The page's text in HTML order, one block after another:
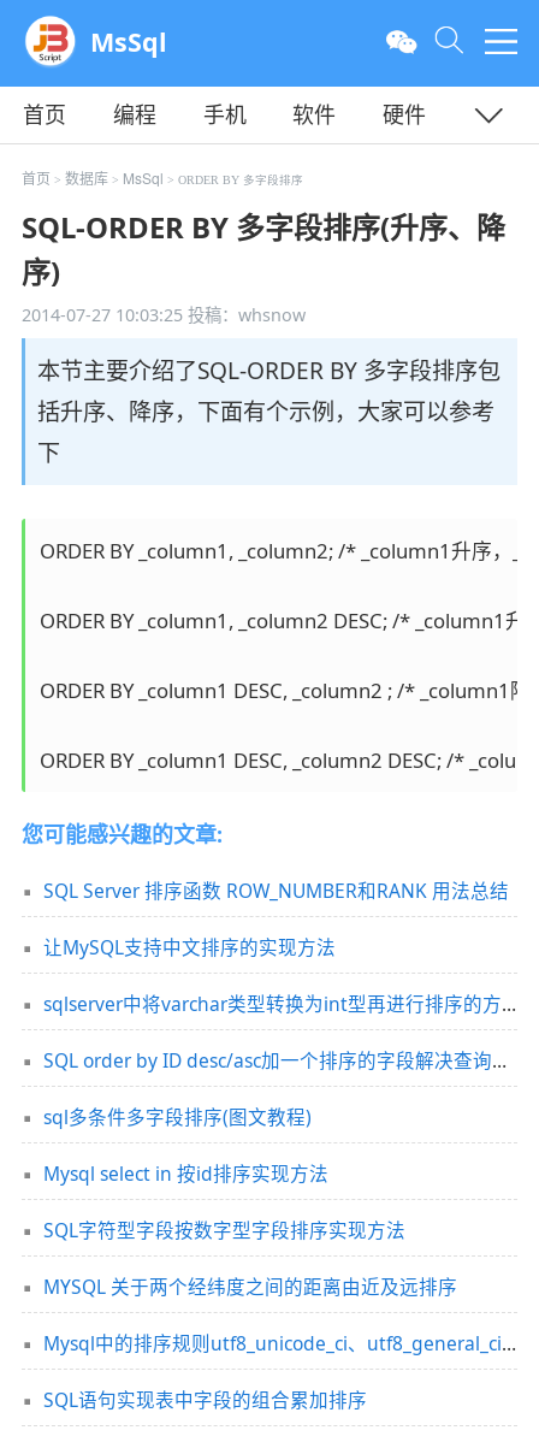
MsSql
首页 编程 手机 软件
硬件
教程
平面 服务器
首页 > 数据库> MsSql > ORDER BY 多字段排序
SQL-ORDER BY 多字段排序(升序、降
序)
2014-07-27 10:03:25投稿：whsnow
本节主要介绍了SQL-ORDER BY 多字段排序包
括升序、降序，下面有个示例，大家可以参考
下
ORDER BY _column1, _column2; /* _column1升序，
ORDER BY _column1, _column2 DESC; /* _column1
ORDER BY _column1 DESC, _column2 ; /* _column1
ORDER BY _column1 DESC, _column2 DESC; /*
您可能感兴趣的文章:
SQL Server 排序函数 ROW_NUMBER和RANK 用法总结
让MySQL支持中文排序的实现方法
sqlserver中将varchar类型转换为int型再进行排序的方法
SQL order by ID desc/asc加一个排序的字段解决查询慢问题
sql多条件多字段排序(图文教程)
Mysql select in 按id排序实现方法
SQL字符型字段按数字型字段排序实现方法
MYSQL 关于两个经纬度之间的距离由近及远排序
Mysql中的排序规则utf8_unicode_ci、utf8_general_ci的区别总结
SQL语句实现表中字段的组合累加排序